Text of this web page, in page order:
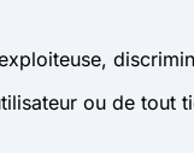
ou de tout